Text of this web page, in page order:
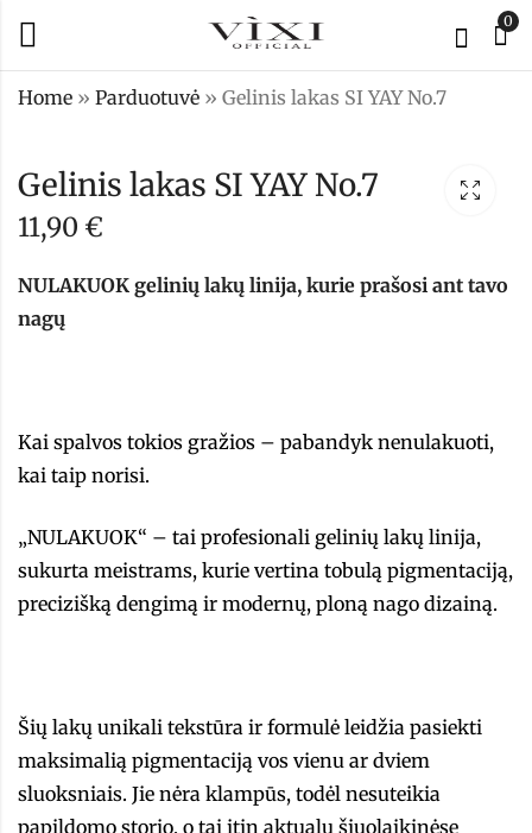
0
Home » Parduotuvė » Gelinis lakas SI YAY No.7
Gelinis lakas SI
YAY No.5
Gelinis lakas SI
YAY No.8
Gelinis lakas SI YAY No.7
11,90 €
NULAKUOK gelinių lakų linija, kurie prašosi ant tavo
nagų
Kai spalvos tokios gražios – pabandyk nenulakuoti,
kai taip norisi.
„NULAKUOK“ – tai profesionali gelinių lakų linija,
sukurta meistrams, kurie vertina tobulą pigmentaciją,
precizišką dengimą ir modernų, ploną nago dizainą.
Šių lakų unikali tekstūra ir formulė leidžia pasiekti
maksimalią pigmentaciją vos vienu ar dviem
sluoksniais. Jie nėra klampūs, todėl nesuteikia
papildomo storio, o tai itin aktualu šiuolaikinėse